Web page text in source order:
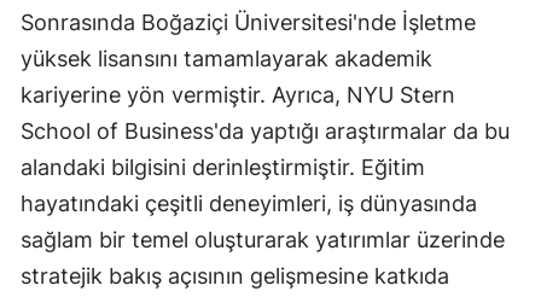
Sonrasında Boğaziçi Üniversitesi'nde İşletme
yüksek lisansını tamamlayarak akademik
kariyerine yön vermiştir. Ayrıca, NYU Stern
School of Business'da yaptığı araştırmalar da bu
alandaki bilgisini derinleştirmiştir. Eğitim
hayatındaki çeşitli deneyimleri, iş dünyasında
sağlam bir temel oluşturarak yatırımlar üzerinde
stratejik bakış açısının gelişmesine katkıda